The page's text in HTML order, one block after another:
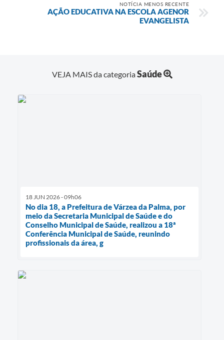
NOTÍCIA MENOS RECENTE
AÇÃO EDUCATIVA NA ESCOLA AGENOR
EVANGELISTA
VEJA MAIS da categoriaSaúde
18 JUN 2026 - 09h06
No dia 18, a Prefeitura de Várzea da Palma, por
meio da Secretaria Municipal de Saúde e do
Conselho Municipal de Saúde, realizou a 18ª
Conferência Municipal de Saúde, reunindo
profissionais da área, g